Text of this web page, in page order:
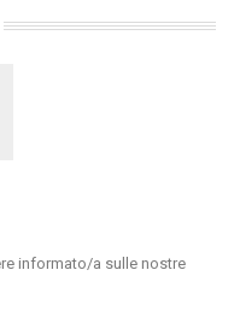
informato/a sulle nostre